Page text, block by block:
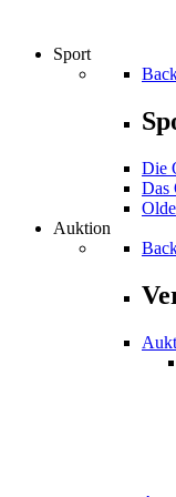
Sport
Die
Das
Auktion